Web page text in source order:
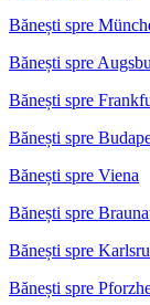
Bănești spre
Bănești spre
Bănești spre
Bănești spre
Bănești spre Viena
Bănești spre
Bănești spre
Bănești spre